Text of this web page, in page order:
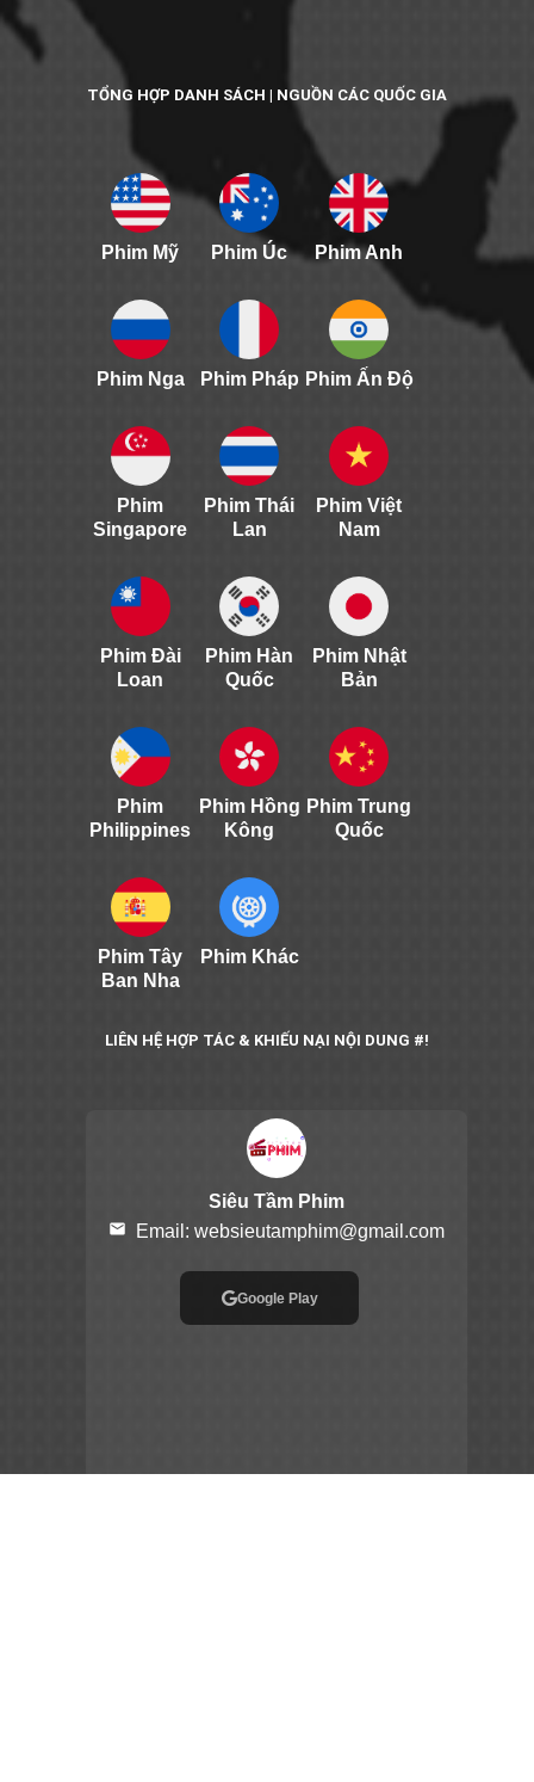
TỔNG HỢP DANH SÁCH | NGUỒN CÁC QUỐC GIA
Phim Mỹ Phim Úc Phim Anh
Phim Nga Phim Pháp Phim Ấn Độ
Phim
Singapore
Phim Thái
Lan
Phim Việt
Nam
Phim Đài
Loan
Phim Hàn
Quốc
Phim Nhật
Bản
Phim
Philippines
Phim Hồng
Kông
Phim Trung
Quốc
Phim Tây
Ban Nha
Phim Khác
LIÊN HỆ HỢP TÁC & KHIẾU NẠI NỘI DUNG #!
Siêu Tầm Phim
email Email: websieutamphim@gmail.com
Google Play